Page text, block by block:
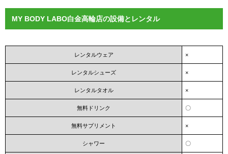
MY BODY LABO白金高輪店の設備とレンタル
レンタルウェア ×
レンタルシューズ ×
レンタルタオル ×
無料ドリンク 〇
無料サプリメント ×
シャワー 〇